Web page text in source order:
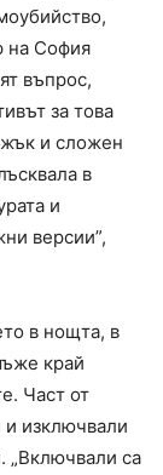
на София
въпрос,
за това
и сложен
в
и
версии”,
в нощта, в
край
Част от
и изключвали
„Включвали са